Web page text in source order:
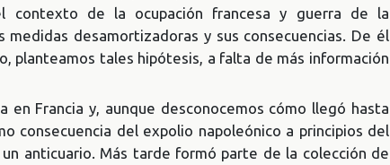
contexto de la ocupación francesa y guerra de la
desamortizadoras y sus consecuencias. De él
planteamos tales hipótesis, a falta de más información
en Francia y, aunque desconocemos cómo llegó hasta
consecuencia del expolio napoleónico a principios del
anticuario. Más tarde formó parte de la colección de